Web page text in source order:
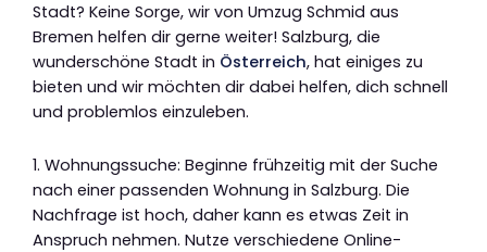
Stadt? Keine Sorge, wir von Umzug Schmid aus
Bremen helfen dir gerne weiter! Salzburg, die
wunderschöne Stadt in Österreich, hat einiges zu
bieten und wir möchten dir dabei helfen, dich schnell
und problemlos einzuleben.
1. Wohnungssuche: Beginne frühzeitig mit der Suche
nach einer passenden Wohnung in Salzburg. Die
Nachfrage ist hoch, daher kann es etwas Zeit in
Anspruch nehmen. Nutze verschiedene Online-